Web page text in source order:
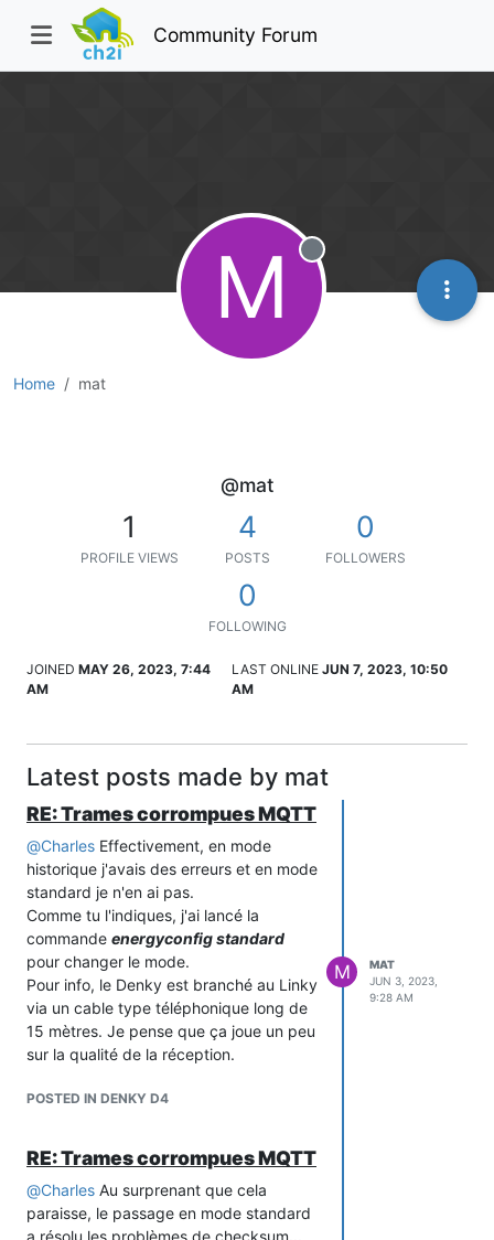
Community Forum
Home mat
M Offline
@mat
1
PROFILE VIEWS
4
POSTS
0
FOLLOWERS
0
FOLLOWING
JOINED MAY 26, 2023, 7:44
AM
LAST ONLINE JUN 7, 2023, 10:50
AM
Latest posts made by mat
RE: Trames corrompues MQTT
@Charles Effectivement, en mode
historique j'avais des erreurs et en mode
standard je n'en ai pas.
Comme tu l'indiques, j'ai lancé la
commande energyconfig standard
pour changer le mode.
Pour info, le Denky est branché au Linky
via un cable type téléphonique long de
15 mètres. Je pense que ça joue un peu
sur la qualité de la réception.
POSTED IN DENKY D4
M
MAT
JUN 3, 2023,
9:28 AM
RE: Trames corrompues MQTT
@Charles Au surprenant que cela
paraisse, le passage en mode standard
a résolu les problèmes de checksum...